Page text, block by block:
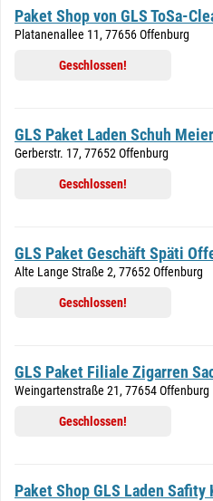
Paket Shop von GLS ToSa-
Platanenallee 11, 77656 Offenburg
Geschlossen!
GLS Paket Laden Schuh Meier
Gerberstr. 17, 77652 Offenburg
Geschlossen!
GLS Paket Geschäft Späti
Alte Lange Straße 2, 77652 Offenburg
Geschlossen!
GLS Paket Filiale Zigarren
Weingartenstraße 21, 77654 Offenburg
Geschlossen!
Paket Shop GLS Laden Safity